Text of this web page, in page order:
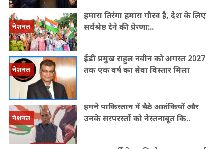
नेशनल
हमारा तिरंगा हमारा गौरव है, देश के लिए
सर्वश्रेष्ठ देने की प्रेरणा:..
नेशनल
ईडी प्रमुख राहुल नवीन को अगस्त 2027
तक एक वर्ष का सेवा विस्तार मिला
नेशनल
हमने पाकिस्तान में बैठे आतंकियों और
उनके सरपरस्तों को नेस्तनाबूत कि..